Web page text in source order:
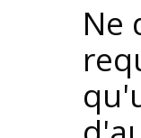
Ne